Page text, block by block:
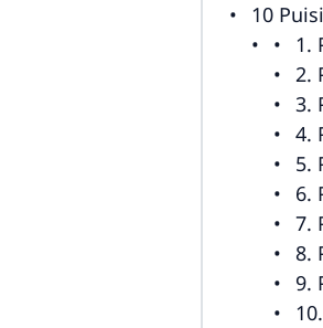
10
1.
2.
3.
4.
5.
6.
7.
8.
9.